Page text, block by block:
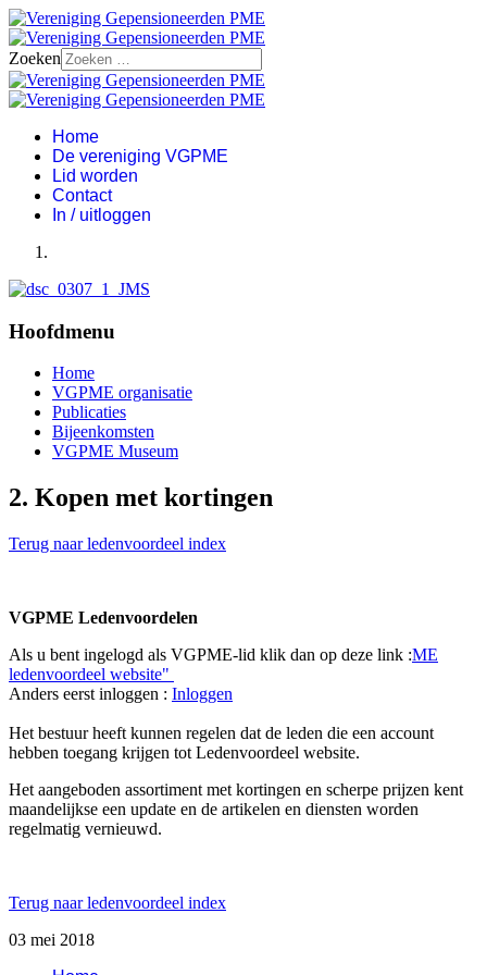
Zoeken
Home
De vereniging VGPME
Lid worden
Contact
In / uitloggen
Hoofdmenu
Home
VGPME organisatie
Publicaties
Bijeenkomsten
VGPME Museum
2. Kopen met kortingen
Terug naar ledenvoordeel index
VGPME Ledenvoordelen
Als u bent ingelogd als VGPME-lid klik dan op deze link :ME
ledenvoordeel website"
Anders eerst inloggen : Inloggen
Het bestuur heeft kunnen regelen dat de leden die een account
hebben toegang krijgen tot Ledenvoordeel website.
Het aangeboden assortiment met kortingen en scherpe prijzen kent
maandelijkse een update en de artikelen en diensten worden
regelmatig vernieuwd.
Terug naar ledenvoordeel index
03 mei 2018